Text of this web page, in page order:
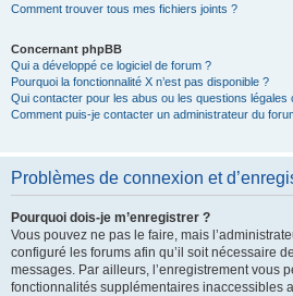
Comment trouver tous mes fichiers joints ?
Concernant phpBB
Qui a développé ce logiciel de forum ?
Pourquoi la fonctionnalité X n’est pas disponible ?
Qui contacter pour les abus ou les questions légales
Comment puis-je contacter un administrateur du
Problèmes de connexion et
Pourquoi dois-je m’enregistrer ?
Vous pouvez ne pas le faire, mais
configuré les forums afin qu’il soit nécessaire
messages. Par ailleurs, l’enregistrement vous
fonctionnalités supplémentaires inaccessibles